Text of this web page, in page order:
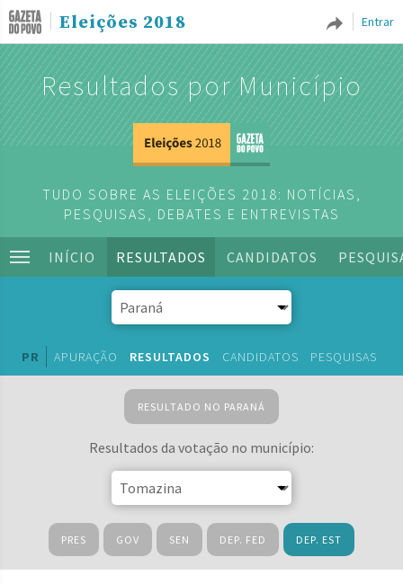
Entrar
Eleições 2018
Resultados por Município
TUDO SOBRE AS ELEIÇÕES 2018: NOTÍCIAS,
PESQUISAS, DEBATES E ENTREVISTAS
INÍCIO RESULTADOS CANDIDATOS
PR APURAÇÃO RESULTADOS CANDIDATOS PESQUISAS
RESULTADO NO PARANÁ
Resultados da votação no município:
PRES GOV SEN DEP. FED DEP. EST